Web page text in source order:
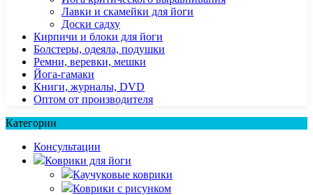
Лавки и скамейки для йоги
Доски садху
Кирпичи и блоки для йоги
Болстеры, одеяла, подушки
Ремни, веревки, мешки
Йога-гамаки
Книги, журналы, DVD
Оптом от производителя
Категории
Консультации
Коврики для йоги
Каучуковые коврики
Коврики с рисунком